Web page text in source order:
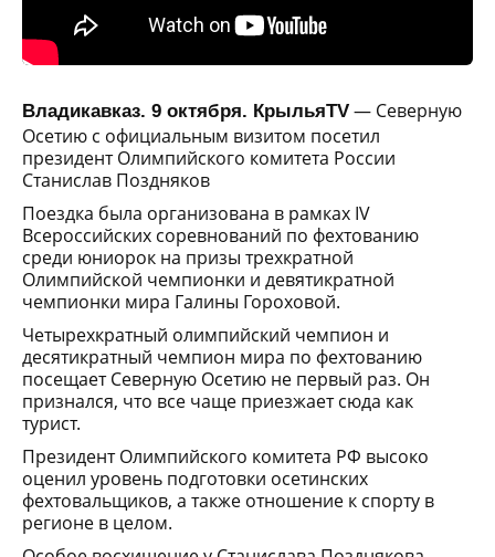
Владикавказ. 9 октября. КрыльяTV — Cеверную
Осетию с официальным визитом посетил
президент Олимпийского комитета России
Станислав Поздняков
Поездка была организована в рамках IV
Всероссийских соревнований по фехтованию
среди юниорок на призы трехкратной
Олимпийской чемпионки и девятикратной
чемпионки мира Галины Гороховой.
Четырехкратный олимпийский чемпион и
десятикратный чемпион мира по фехтованию
посещает Северную Осетию не первый раз. Он
признался, что все чаще приезжает сюда как
турист.
Президент Олимпийского комитета РФ высоко
оценил уровень подготовки осетинских
фехтовальщиков, а также отношение к спорту в
регионе в целом.